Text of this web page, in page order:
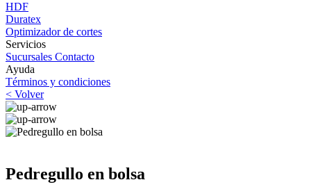
HDF
Duratex
Optimizador de cortes
Servicios
Sucursales Contacto
Ayuda
Términos y condiciones
< Volver
Pedregullo en bolsa